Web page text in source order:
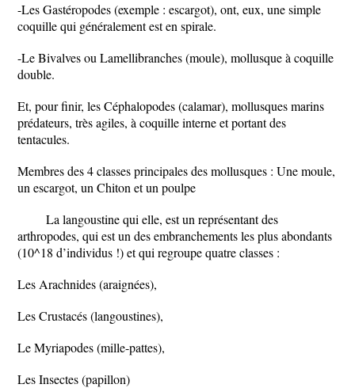
-Les Gastéropodes (exemple : escargot), ont, eux, une simple
coquille qui généralement est en spirale.
-Le Bivalves ou Lamellibranches (moule), mollusque à coquille
double.
Et, pour finir, les Céphalopodes (calamar), mollusques marins
prédateurs, très agiles, à coquille interne et portant des
tentacules.
Membres des 4 classes principales des mollusques : Une moule,
un escargot, un Chiton et un poulpe
La langoustine qui elle, est un représentant des
arthropodes, qui est un des embranchements les plus abondants
(10^18 d’individus !) et qui regroupe quatre classes :
Les Arachnides (araignées),
Les Crustacés (langoustines),
Le Myriapodes (mille-pattes),
Les Insectes (papillon)